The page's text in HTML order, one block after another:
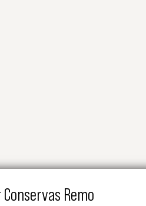
Remo